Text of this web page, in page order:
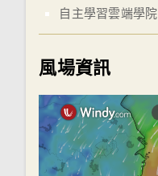
自主學習雲端學院
風場資訊